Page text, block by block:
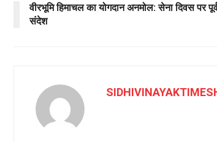
वीरभूमि हिमाचल का योगदान अनमोल: सेना दिवस पर
संदेश